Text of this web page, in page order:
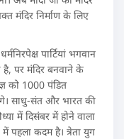
मंदिर निर्माण के लिए
पार्टियां भगवान
है, पर मंदिर बनवाने के
को 1000 पंडित
साधु-संत और भारत की
में दिसंबर में होने वाला
में पहला कदम है। त्रेता युग